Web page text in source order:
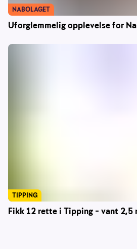
Uforglemmelig opplevelse for
NABOLAGET
Fikk 12 rette i Tipping – vant 2,5
TIPPING